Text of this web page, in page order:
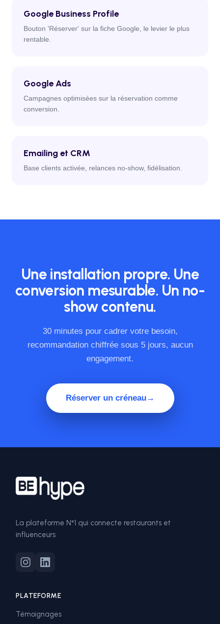
Google Business Profile
Bouton 'Réserver' sur la fiche Google, le levier le plus
rentable.
Google Ads
Campagnes optimisées sur la réservation comme
conversion.
Emailing et CRM
Base clients activée, relances no-show, fidélisation.
Une installation propre. Une
conversion mesurable. Un no-
show contenu.
30 minutes pour cadrer votre besoin,
recommandation chiffrée sous 5 jours, aucun
engagement.
Réserver un créneau→
La plateforme N°1 qui connecte restaurants et
influenceurs
PLATEFORME
Témoignages